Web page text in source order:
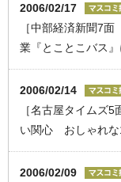
2006/02/17
［中部経済新聞7
業『とことこバス
2006/02/14
［名古屋タイムズ
い関心 おしゃれな
2006/02/09